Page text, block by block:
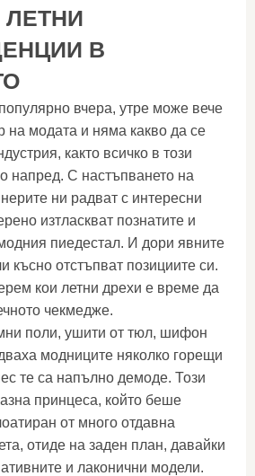
В
вчера, утре може вече
на модата и няма какво да се
както всичко в този
напред. С настъпването на
ни радват с интересни
изтласкват познатите и
пиедестал. И дори явните
късно отстъпват позициите си.
кои летни дрехи е време да
чекмедже.
поли, ушити от тюл, шифон
модниците няколко горещи
те са напълно демоде. Този
принцеса, който беше
от много отдавна
отиде на заден план, давайки
и лаконични модели.